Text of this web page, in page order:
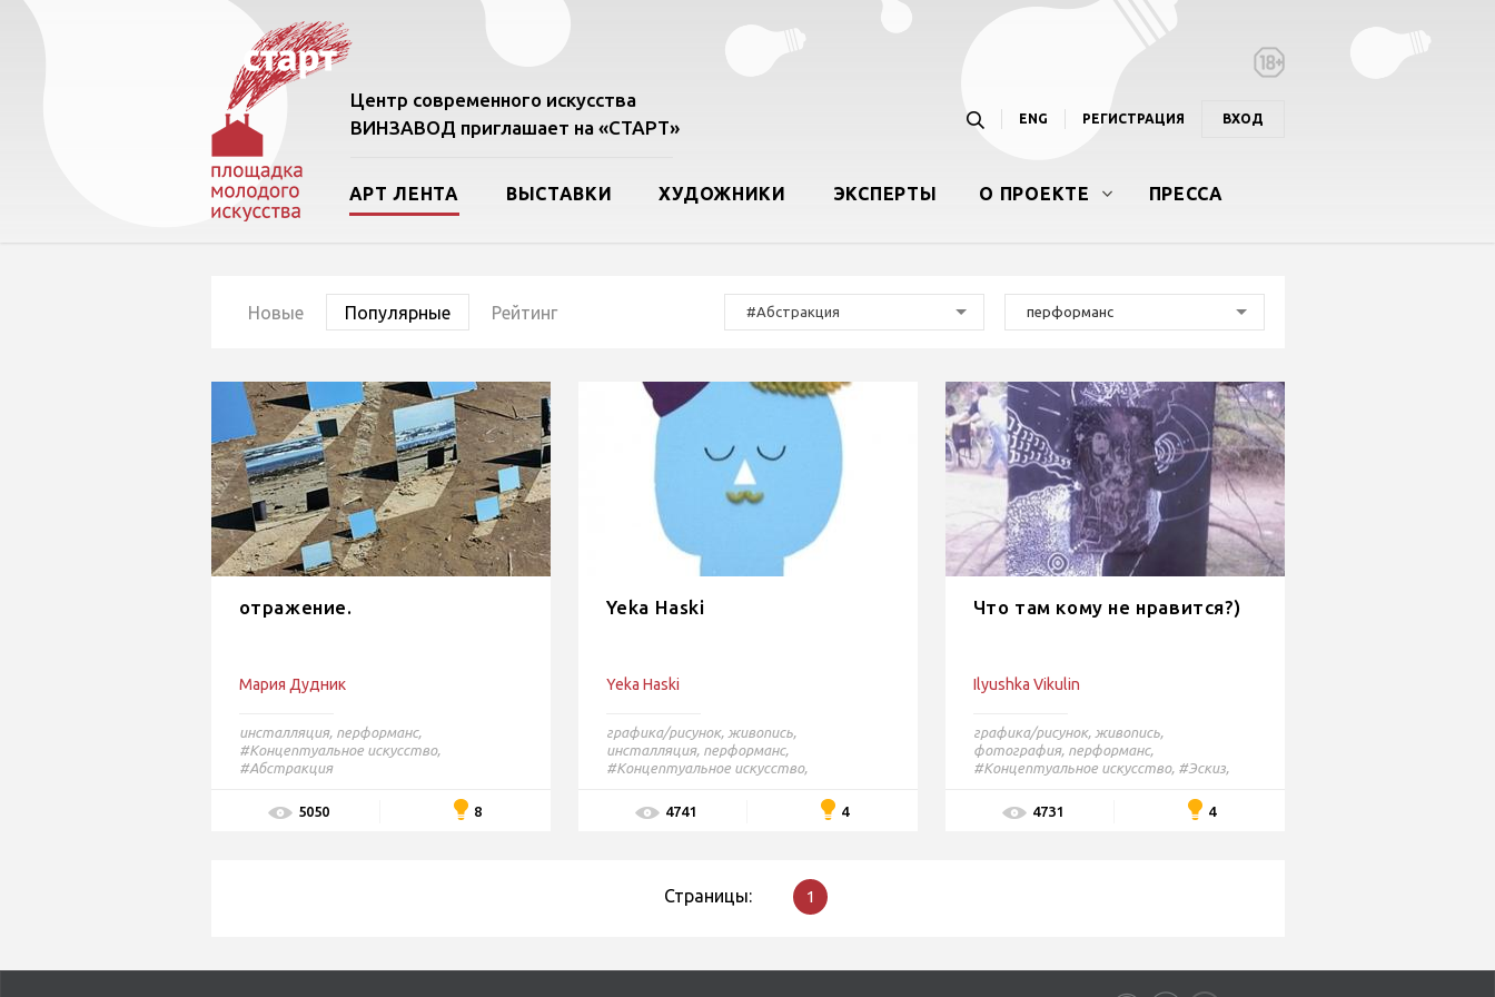
Центр современного искусства
ВИНЗАВОД приглашает на «СТАРТ»
ENG РЕГИСТРАЦИЯ ВХОД
АРТ ЛЕНТА ВЫСТАВКИ ХУДОЖНИКИ ЭКСПЕРТЫ О ПРОЕКТЕ ПРЕССА
Новые Популярные Рейтинг перформанс
#Абстракция
отражение.
Мария Дудник
инсталляция, перформанс,
#Концептуальное искусство,
#Абстракция
5050 8
Yeka Haski
Yeka Haski
графика/рисунок, живопись,
инсталляция, перформанс,
#Концептуальное искусство,
4741
4
Что там кому не нравится?)
Ilyushka Vikulin
графика/рисунок, живопись,
фотография, перформанс,
#Концептуальное искусство, #Эскиз,
4731
4
Страницы: 1